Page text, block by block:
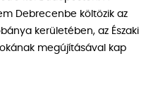
Debrecenbe költözik az
kerületében, az Északi
megújításával kap